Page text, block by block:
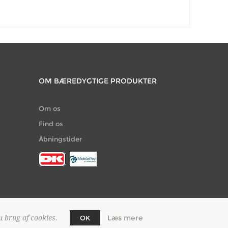
OM BÆREDYGTIGE PRODUKTER
Om os
Find os
Åbningstider
Designed by 2Bdesign
brug af cookies. OK Læs mere